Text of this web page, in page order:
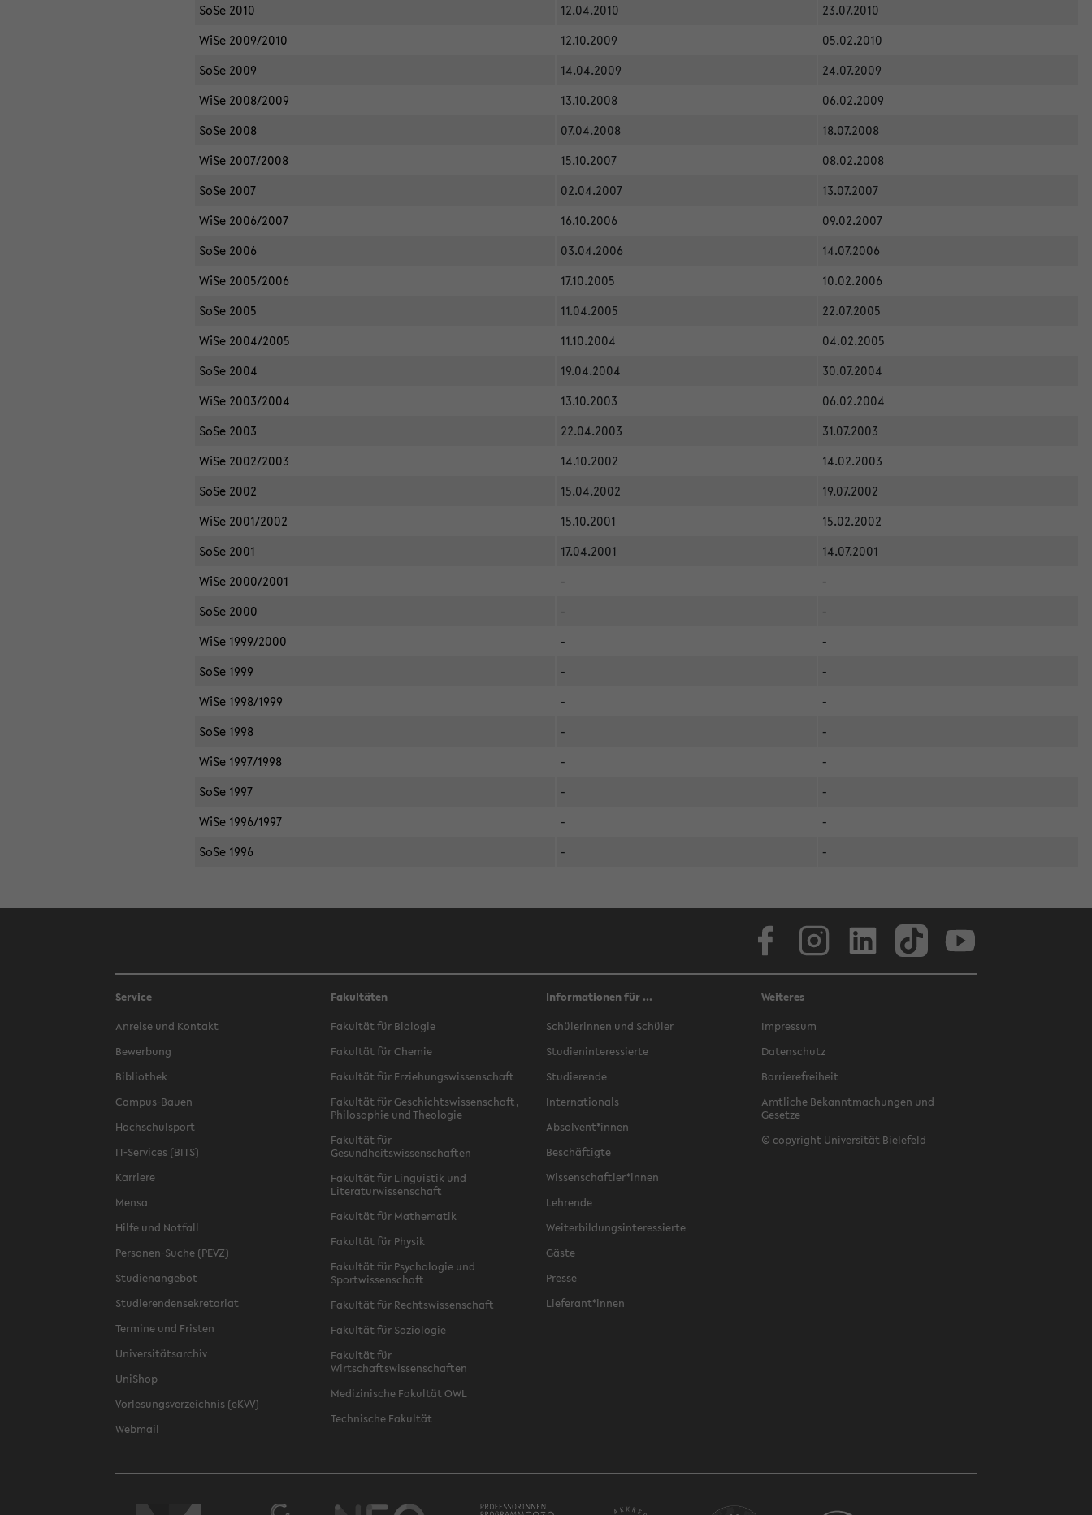
SoSe 2010
12.04.2010
23.07.2010
WiSe 2009/2010
12.10.2009
05.02.2010
SoSe 2009
14.04.2009
24.07.2009
WiSe 2008/2009
13.10.2008
06.02.2009
SoSe 2008
07.04.2008
18.07.2008
WiSe 2007/2008
15.10.2007
08.02.2008
SoSe 2007
02.04.2007
13.07.2007
WiSe 2006/2007
16.10.2006
09.02.2007
SoSe 2006
03.04.2006
14.07.2006
WiSe 2005/2006
17.10.2005
10.02.2006
SoSe 2005
11.04.2005
22.07.2005
WiSe 2004/2005
11.10.2004
04.02.2005
SoSe 2004
19.04.2004
30.07.2004
WiSe 2003/2004
13.10.2003
06.02.2004
SoSe 2003
22.04.2003
31.07.2003
WiSe 2002/2003
14.10.2002
14.02.2003
SoSe 2002
15.04.2002
19.07.2002
WiSe 2001/2002
15.10.2001
15.02.2002
SoSe 2001
17.04.2001
14.07.2001
WiSe 2000/2001
-
-
SoSe 2000
-
-
WiSe 1999/2000
-
-
SoSe 1999
-
-
WiSe 1998/1999
-
-
SoSe 1998
-
-
WiSe 1997/1998
-
-
SoSe 1997
-
-
WiSe 1996/1997
-
-
SoSe 1996
- -
Service
Anreise und Kontakt
Bewerbung
Bibliothek
Campus-Bauen
Hochschulsport
IT-Services (BITS)
Karriere
Mensa
Hilfe und Notfall
Personen-Suche (PEVZ)
Studienangebot
Studierendensekretariat
Termine und Fristen
Universitätsarchiv
UniShop
Vorlesungsverzeichnis (eKVV)
Webmail
Fakultäten
Fakultät für Biologie
Fakultät für Chemie
Fakultät für Erziehungswissenschaft
Fakultät für Geschichtswissenschaft,
Philosophie und Theologie
Fakultät für
Gesundheitswissenschaften
Fakultät für Linguistik und
Literaturwissenschaft
Fakultät für Mathematik
Fakultät für Physik
Fakultät für Psychologie und
Sportwissenschaft
Fakultät für Rechtswissenschaft
Fakultät für Soziologie
Fakultät für
Wirtschaftswissenschaften
Medizinische Fakultät OWL
Technische Fakultät
Informationen für ...
Schülerinnen und Schüler
Studieninteressierte
Studierende
Internationals
Absolvent*innen
Beschäftigte
Wissenschaftler*innen
Lehrende
Weiterbildungsinteressierte
Gäste
Presse
Lieferant*innen
Weiteres
Impressum
Datenschutz
Barrierefreiheit
Amtliche Bekanntmachungen und
Gesetze
© copyright Universität Bielefeld